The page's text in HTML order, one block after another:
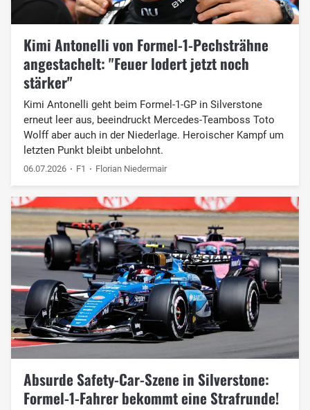
Kimi Antonelli von Formel-1-Pechsträhne
angestachelt: "Feuer lodert jetzt noch
stärker"
Kimi Antonelli geht beim Formel-1-GP in Silverstone
erneut leer aus, beeindruckt Mercedes-Teamboss Toto
Wolff aber auch in der Niederlage. Heroischer Kampf um
letzten Punkt bleibt unbelohnt.
06.07.2026 F1 Florian Niedermair
Absurde Safety-Car-Szene in Silverstone:
Formel-1-Fahrer bekommt eine Strafrunde!